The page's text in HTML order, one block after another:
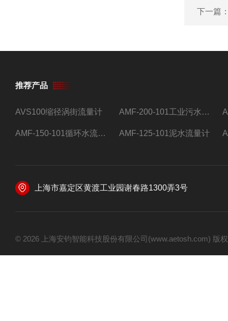
下一篇
推荐产品
AVS100缩径涡街流量计 AMF-200-101工业污水流量计
AMF-150-101循环水流量计,电磁流量计 AMF-125-101泥水流量计
上海市嘉定区黄渡工业园谢春路1300弄3号
© 2026 上海安钧智能科技股份有限公司(www.aetosh.com)